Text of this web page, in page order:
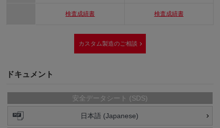
検査成績書 検査成績書
カスタム製造のご相談
ドキュメント
安全データシート (SDS)
日本語 (Japanese)